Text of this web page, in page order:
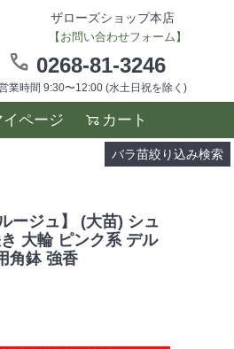
ザローズショップ本店
【お問い合わせフォーム】
0268-81-3246
業時間 9:30〜12:00 (水土日祝を除く)
イページ カート
バラ苗絞り込み検索
ージュ】 (大苗) シュ
大輪 ピンク系 デル
角鉢 強香